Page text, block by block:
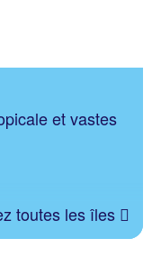
et vastes
toutes les îles